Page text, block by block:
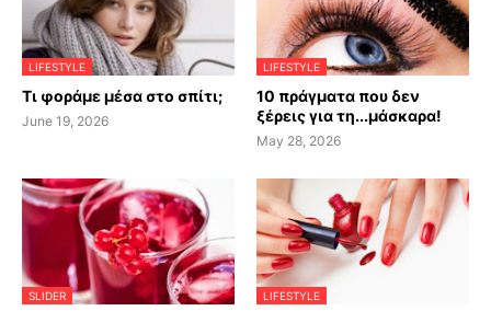
LIFESTYLE
Τι φοράμε μέσα στο σπίτι;
June 19, 2026
LIFESTYLE
10 πράγματα που δεν
ξέρεις για τη...μάσκαρα!
May 28, 2026
SLIDER LIFESTYLE